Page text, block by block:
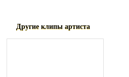
Другие клипы артиста